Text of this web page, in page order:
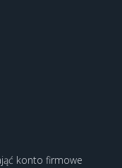
konto firmowe